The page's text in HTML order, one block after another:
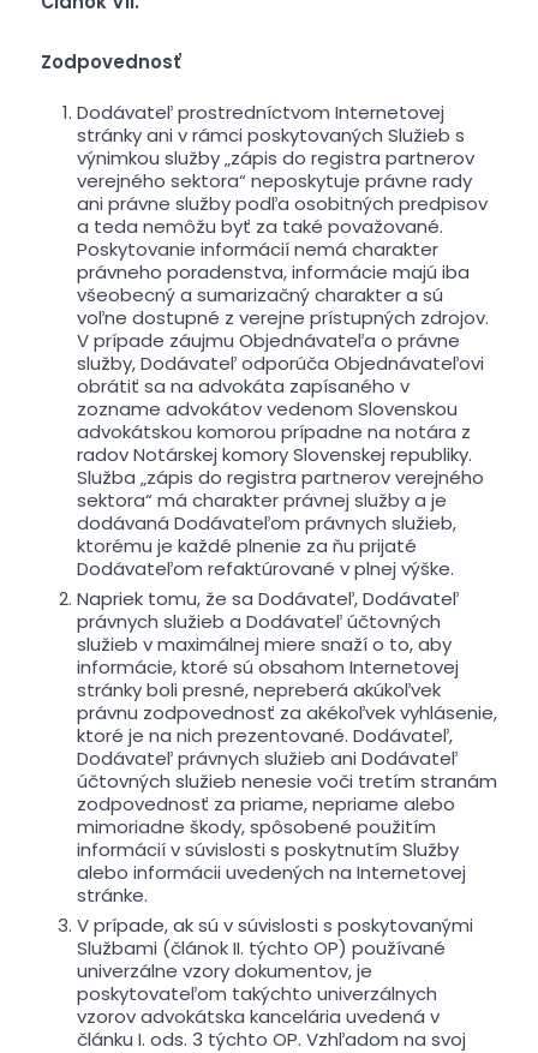
Zodpovednosť
Dodávateľ prostredníctvom Internetovej
stránky ani v rámci poskytovaných Služieb s
výnimkou služby „zápis do registra partnerov
verejného sektora“ neposkytuje právne rady
ani právne služby podľa osobitných predpisov
a teda nemôžu byť za také považované.
Poskytovanie informácií nemá charakter
právneho poradenstva, informácie majú iba
všeobecný a sumarizačný charakter a sú
voľne dostupné z verejne prístupných zdrojov.
V prípade záujmu Objednávateľa o právne
služby, Dodávateľ odporúča Objednávateľovi
obrátiť sa na advokáta zapísaného v
zozname advokátov vedenom Slovenskou
advokátskou komorou prípadne na notára z
radov Notárskej komory Slovenskej republiky.
Služba „zápis do registra partnerov verejného
sektora“ má charakter právnej služby a je
dodávaná Dodávateľom právnych služieb,
ktorému je každé plnenie za ňu prijaté
Dodávateľom refaktúrované v plnej výške.
Napriek tomu, že sa Dodávateľ, Dodávateľ
právnych služieb a Dodávateľ účtovných
služieb v maximálnej miere snaží o to, aby
informácie, ktoré sú obsahom Internetovej
stránky boli presné, nepreberá akúkoľvek
právnu zodpovednosť za akékoľvek vyhlásenie,
ktoré je na nich prezentované. Dodávateľ,
Dodávateľ právnych služieb ani Dodávateľ
účtovných služieb nenesie voči tretím stranám
zodpovednosť za priame, nepriame alebo
mimoriadne škody, spôsobené použitím
informácií v súvislosti s poskytnutím Služby
alebo informácii uvedených na Internetovej
stránke.
V prípade, ak sú v súvislosti s poskytovanými
Službami (článok II. týchto OP) používané
univerzálne vzory dokumentov, je
poskytovateľom takýchto univerzálnych
vzorov advokátska kancelária uvedená v
článku I. ods. 3 týchto OP. Vzhľadom na svoj